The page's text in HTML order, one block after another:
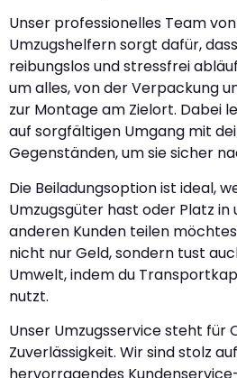
Unser professionelles Team
Umzugshelfern sorgt dafür,
reibungslos und stressfrei
um alles, von der Verpackung
zur Montage am Zielort. Dabei
auf sorgfältigen Umgang mit
Gegenständen, um sie sicher
Die Beiladungsoption ist ideal,
Umzugsgüter hast oder Platz in
anderen Kunden teilen
nicht nur Geld, sondern tust
Umwelt, indem du
nutzt.
Unser Umzugsservice steht für
Zuverlässigkeit. Wir sind stolz